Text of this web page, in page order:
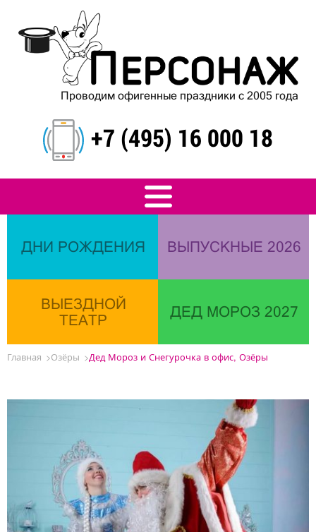
Проводим офигенные праздники с 2005 года
+7 (495) 16 000 18
ДНИ РОЖДЕНИЯ ВЫПУСКНЫЕ 2026
ВЫЕЗДНОЙ
ТЕАТР
ДЕД МОРОЗ 2027
Главная Озёры Дед Мороз и Снегурочка в офис, Озёры